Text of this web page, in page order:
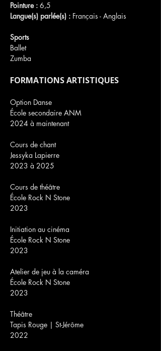
Pointure : 6,5
Langue(s) parlée(s) : Français - Anglais
Sports
Ballet
Zumba
FORMATIONS ARTISTIQUES
Option Danse
École secondaire ANM
2024 à maintenant
Cours de chant
Jessyka Lapierre
2023 à 2025
Cours de théâtre
École Rock N Stone
2023
Initiation au cinéma
École Rock N Stone
2023
Atelier de jeu à la caméra
École Rock N Stone
2023
Théâtre
Tapis Rouge | St-Jérôme
2022